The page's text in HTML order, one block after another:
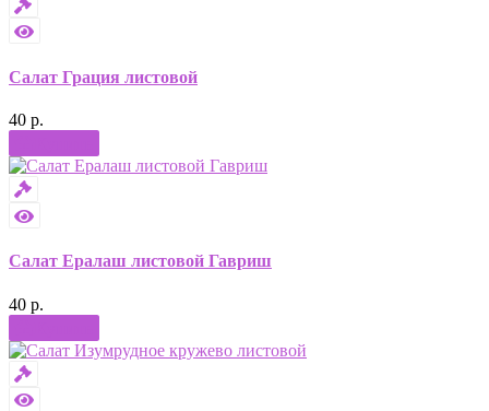
Салат Грация листовой
40 р.
Салат Ералаш листовой Гавриш
40 р.